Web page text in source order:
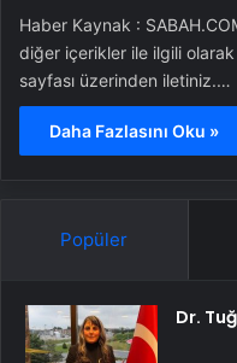
Haber Kaynak :
diğer içerikler ile ilgili
sayfası üzerinden iletiniz.…
Daha Fazlasını Oku »
Popüler
Dr.